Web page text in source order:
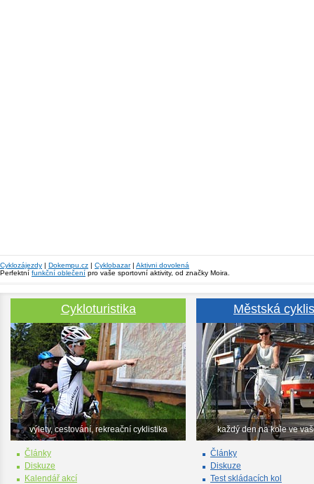
Cyklozájezdy | Dokempu.cz | Cyklobazar| Aktivni dovolená
Perfektní funkční oblečení pro vaše sportovní aktivity, od značky Moira.
Cykloturistika
výlety, cestování, rekreační cyklistika
Články
Diskuze
Kalendář akcí
Městská
každý den na kole ve
Články
Diskuze
Test skládacích kol